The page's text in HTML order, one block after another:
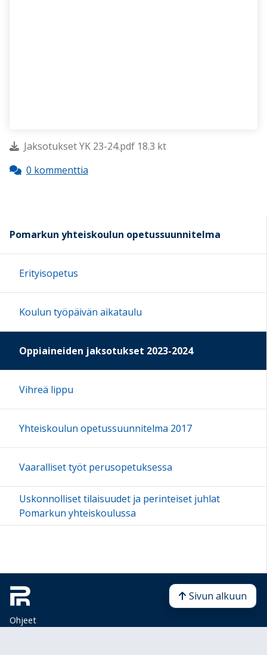
Jaksotukset YK 23-24.pdf 18.3 kt
0 kommenttia
Pomarkun yhteiskoulun opetussuunnitelma
Erityisopetus
Koulun työpäivän aikataulu
Oppiaineiden jaksotukset 2023-2024
Vihreä lippu
Yhteiskoulun opetussuunnitelma 2017
Vaaralliset työt perusopetuksessa
Uskonnolliset tilaisuudet ja perinteiset juhlat
Pomarkun yhteiskoulussa
Ohjeet
Sivun alkuun